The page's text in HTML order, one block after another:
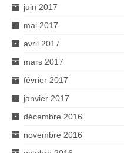
juin 2017
mai 2017
avril 2017
mars 2017
février 2017
janvier 2017
décembre 2016
novembre 2016